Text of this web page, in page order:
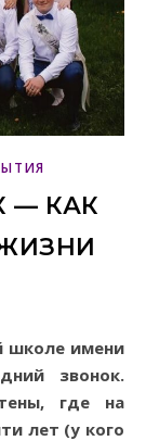
— КАК
звонок.
где на
лет (у кого